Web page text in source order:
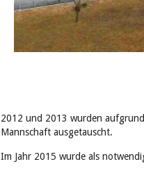
2012 und 2013 wurden
Mannschaft ausgetauscht.
Im Jahr 2015 wurde als